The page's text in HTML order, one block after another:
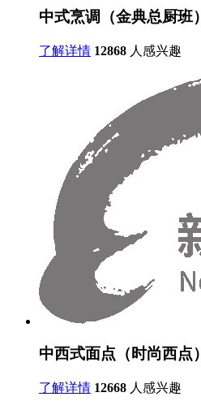
中式烹调（金典总厨班）
了解详情 12868 人感兴趣
中西式面点（时尚西点）
了解详情 12668 人感兴趣